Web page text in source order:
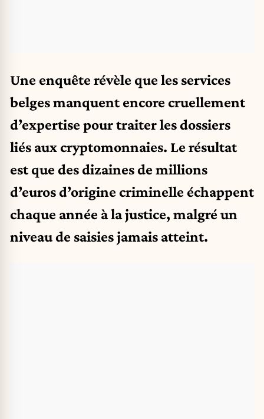
Une enquête révèle que les services
belges manquent encore cruellement
d’expertise pour traiter les dossiers
liés aux cryptomonnaies. Le résultat
est que des dizaines de millions
d’euros d’origine criminelle échappent
chaque année à la justice, malgré un
niveau de saisies jamais atteint.